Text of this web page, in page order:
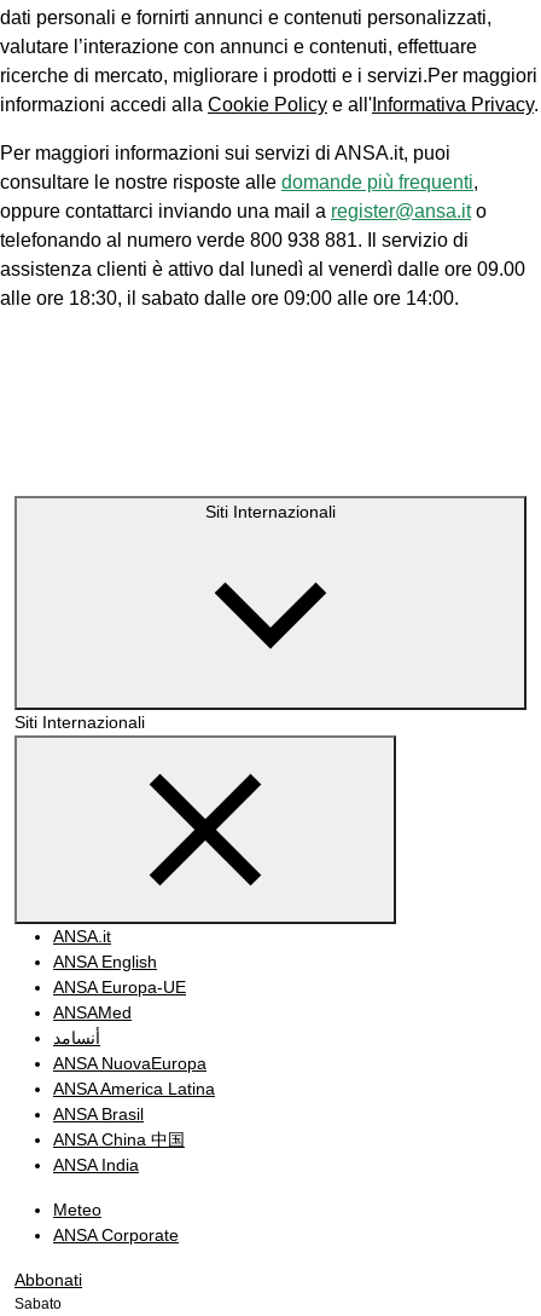
dati personali e fornirti annunci e contenuti personalizzati,
valutare l’interazione con annunci e contenuti, effettuare
ricerche di mercato, migliorare i prodotti e i servizi.Per maggiori
informazioni accedi alla Cookie Policy e all' Informativa Privacy.
Per maggiori informazioni sui servizi di ANSA.it, puoi
consultare le nostre risposte alle domande più frequenti,
oppure contattarci inviando una mail a register@ansa.ito
telefonando al numero verde 800 938 881. Il servizio di
assistenza clienti è attivo dal lunedì al venerdì dalle ore 09.00
alle ore 18:30, il sabato dalle ore 09:00 alle ore 14:00.
Siti Internazionali
Siti Internazionali
ANSA.it
ANSA English
ANSA Europa-UE
ANSAMed
أنسامد
ANSA NuovaEuropa
ANSA America Latina
ANSA Brasil
ANSA China 中国
ANSA India
Meteo
ANSA Corporate
Abbonati
Sabato